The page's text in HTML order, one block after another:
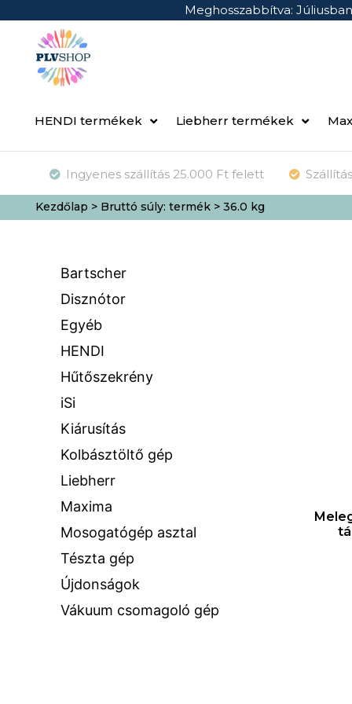
Meghosszabbítva:
HENDI termékek Liebherr termékek
Ingyenes szállítás 25.000 Ft felett
Kezdőlap > Bruttó súly: termék > 36.0 kg
Bartscher
Disznótor
Egyéb
HENDI
Hűtőszekrény
iSi
Kiárusítás
Kolbásztöltő gép
Liebherr
Maxima
Mosogatógép asztal
Tészta gép
Újdonságok
Vákuum csomagoló gép